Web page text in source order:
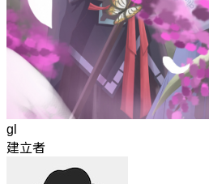
gl
建立者